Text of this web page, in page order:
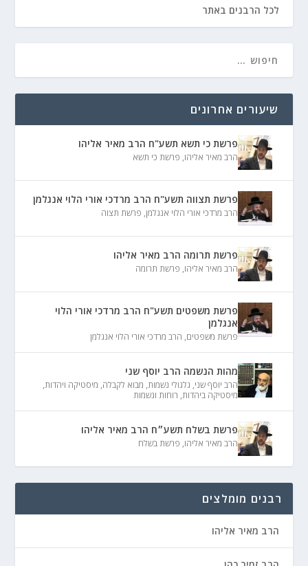
לכל הרבנים באתר
שיעורים אחרונים
פרשת כי תשא תשע"ח הרב מאיר אליהו
הרב מאיר אליהו, פרשת כי תשא
פרשת תצווה תשע"ח הרב מרדכי אורי הלוי אנגלמן
הרב מרדכי אורי הלוי אנגלמן, פרשת תצוה
פרשת תרומה הרב מאיר אליהו
הרב מאיר אליהו, פרשת תרומה
פרשת משפטים תשע"ח הרב מרדכי אורי הלוי
אנגלמן
פרשת משפטים, הרב מרדכי אורי הלוי אנגלמן
מהות הנשמה הרב יוסף שני
הרב יוסף שני, גלגולי נשמות, מבוא לקבלה, מיסטיקה ויהדות,
מיסטיקה ביהדות, רוחות ונשמות
פרשת בשלח תשע״ח הרב מאיר אליהו
הרב מאיר אליהו, פרשת בשלח
רבנים מומלצים
הרב מאיר אליהו